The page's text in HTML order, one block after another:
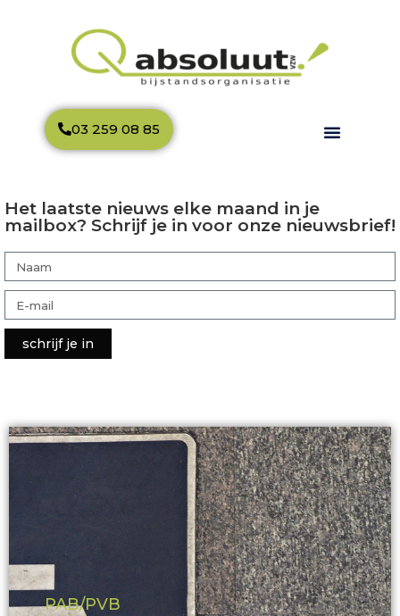
03 259 08 85
Het laatste nieuws elke maand in je
mailbox? Schrijf je in voor onze nieuwsbrief!
schrijf je in
PAB/PVB